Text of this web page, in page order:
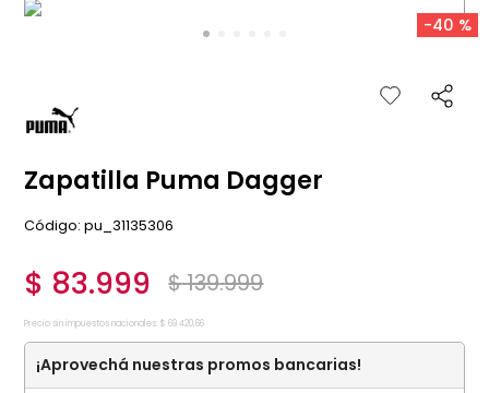
-40 %
Zapatilla Puma Dagger
:pu_31135306
$ 83.999 $139.999
Precio sin impuestos nacionales: $ 69.420,66
¡Aprovechá nuestras promos bancarias!
3